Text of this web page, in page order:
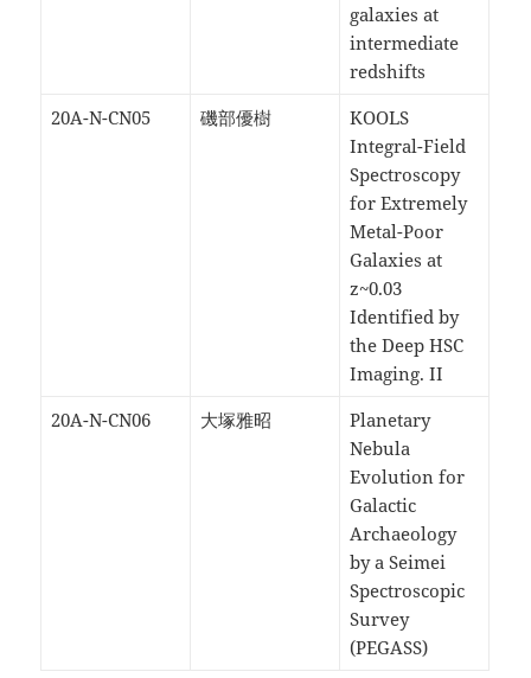
galaxies at
intermediate
redshifts
20A-N-CN05
磯部優樹
KOOLS
Integral-Field
Spectroscopy
for Extremely
Metal-Poor
Galaxies at
z~0.03
Identified by
the Deep HSC
Imaging. II
20A-N-CN06
大塚雅昭
Planetary
Nebula
Evolution for
Galactic
Archaeology
by a Seimei
Spectroscopic
Survey
(PEGASS)